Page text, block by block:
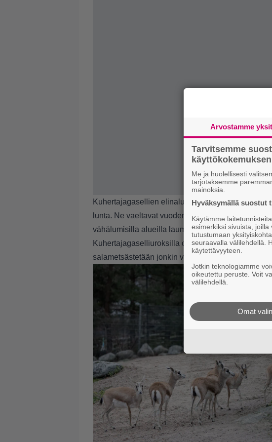
Kuhertajagasellien elinaluetta luonnossa ovat
lunta. Ne vaeltavat vuodenaikojen mukaan
vähälumisilla alueilla laumat voivat kasvaa jopa
Kuhertajagaselliuroksilla on sarvet ja naarailla
salametsästetään jonkin verran sarviensa vuoksi.
Arvostamme
Tarvitsemme
käyttökokemuksen
Me ja huolellisesti
tarjotaksemme
mainoksia.
Hyväksymällä suostut
Käytämme
esimerkiksi sivuista,
tutustumaan
seuraavalla välilehdellä.
käytettävyyteen.
Jotkin teknologiamme
oikeutettu peruste. Voit
välilehdellä.
Omat